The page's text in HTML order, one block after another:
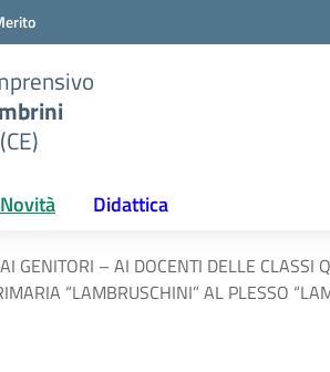
Novità Didattica
AI GENITORI – AI DOCENTI DELLE CLASSI
“LAMBRUSCHINI” AL PLESSO